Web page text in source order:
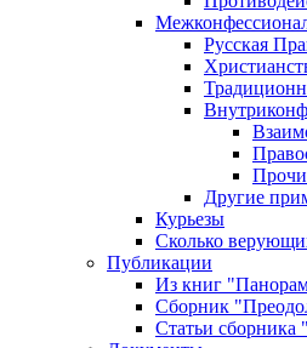
Русская
Другие
Курьезы
Сколько
Публикации
Из книг
Сборник
Статьи сборника